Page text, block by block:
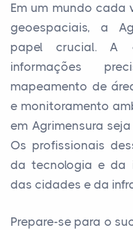
Em um mundo cada
geoespaciais, a
papel crucial. A
informações
mapeamento de
e monitoramento
em Agrimensura
Os profissionais
da tecnologia e da
das cidades e da
Prepare-se para o